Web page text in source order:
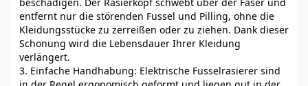
entfernt nur die störenden Fussel und Pilling, ohne die
Kleidungsstücke zu zerreißen oder zu ziehen. Dank dieser
Schonung wird die Lebensdauer Ihrer Kleidung
verlängert.
3. Einfache Handhabung: Elektrische Fusselrasierer sind